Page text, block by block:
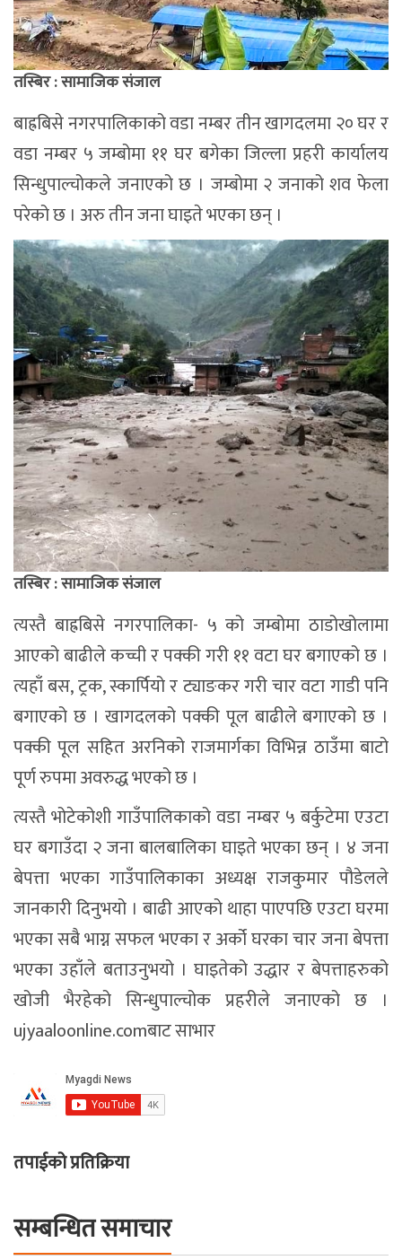
तस्बिर : सामाजिक संजाल
बाह्रबिसे नगरपालिकाको वडा नम्बर तीन खागदलमा २० घर र
वडा नम्बर ५ जम्बोमा ११ घर बगेका जिल्ला प्रहरी कार्यालय
सिन्धुपाल्चोकले जनाएको छ । जम्बोमा २ जनाको शव फेला
परेको छ । अरु तीन जना घाइते भएका छन् ।
तस्बिर : सामाजिक संजाल
त्यस्तै बाह्रबिसे नगरपालिका- ५ को जम्बोमा ठाडोखोलामा
आएको बाढीले कच्ची र पक्की गरी ११ वटा घर बगाएको छ ।
त्यहाँ बस, ट्रक, स्कार्पियो र ट्याङकर गरी चार वटा गाडी पनि
बगाएको छ । खागदलको पक्की पूल बाढीले बगाएको छ ।
पक्की पूल सहित अरनिको राजमार्गका विभिन्न ठाउँमा बाटो
पूर्ण रुपमा अवरुद्ध भएको छ ।
त्यस्तै भोटेकोशी गाउँपालिकाको वडा नम्बर ५ बर्कुटेमा एउटा
घर बगाउँदा २ जना बालबालिका घाइते भएका छन् । ४ जना
बेपत्ता भएका गाउँपालिकाका अध्यक्ष राजकुमार पौडेलले
जानकारी दिनुभयो । बाढी आएको थाहा पाएपछि एउटा घरमा
भएका सबै भाग्न सफल भएका र अर्को घरका चार जना बेपत्ता
भएका उहाँले बताउनुभयो । घाइतेको उद्धार र बेपत्ताहरुको
खोजी भैरहेको सिन्धुपाल्चोक प्रहरीले जनाएको छ ।
ujyaaloonline.comबाट साभार
तपाईको प्रतिक्रिया
सम्बन्धित समाचार